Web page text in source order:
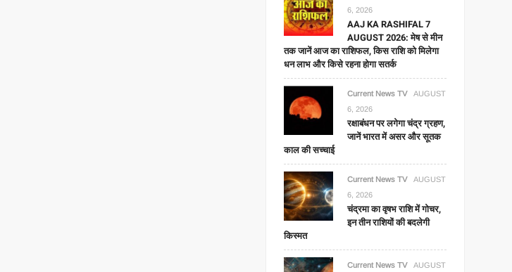
6, 2026
AAJ KA RASHIFAL 7
AUGUST 2026: मेष से मीन
तक जानें आज का राशिफल, किस राशि को मिलेगा
धन लाभ और किसे रहना होगा सतर्क
Current News TV
AUGUST
6, 2026
रक्षाबंधन पर लगेगा चंद्र ग्रहण,
जानें भारत में असर और सूतक
काल की सच्चाई
Current News TV
AUGUST
6, 2026
चंद्रमा का वृषभ राशि में गोचर,
इन तीन राशियों की बदलेगी
किस्मत
Current News TV
AUGUST